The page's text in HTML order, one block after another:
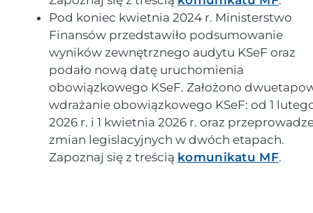
Pod koniec kwietnia 2024 r. Ministerstwo
Finansów przedstawiło podsumowanie
wyników zewnętrznego audytu KSeF oraz
podało nową datę uruchomienia
obowiązkowego KSeF. Założono
wdrażanie obowiązkowego KSeF: od 1
2026 r. i 1 kwietnia 2026 r. oraz
zmian legislacyjnych w dwóch etapach.
Zapoznaj się z treścią komunikatu MF.